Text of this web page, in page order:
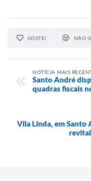
GOSTEI NÃO
NOTÍCIA MAIS
Santo André
quadras fiscais
Vila Linda, em Santo